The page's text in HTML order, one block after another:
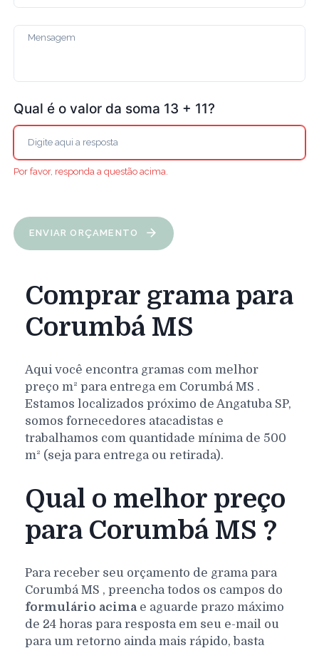
Qual é o valor da soma 13 + 11?
Por favor, responda a questão acima.
ENVIAR ORÇAMENTO
Comprar grama para
Corumbá MS
Aqui você encontra gramas com melhor
preço m² para entrega em Corumbá MS .
Estamos localizados próximo de Angatuba SP,
somos fornecedores atacadistas e
trabalhamos com quantidade mínima de 500
m² (seja para entrega ou retirada).
Qual o melhor preço
para Corumbá MS ?
Para receber seu orçamento de grama para
Corumbá MS , preencha todos os campos do
formulário acima e aguarde prazo máximo
de 24 horas para resposta em seu e-mail ou
para um retorno ainda mais rápido, basta